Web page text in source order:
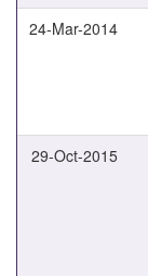
24-Mar-2014
29-Oct-2015